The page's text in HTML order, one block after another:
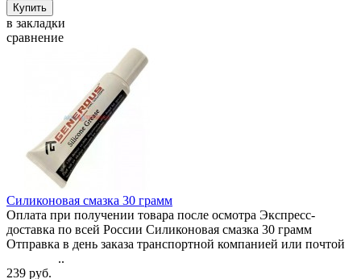
в закладки
сравнение
Силиконовая смазка 30 грамм
Оплата при получении товара после осмотра Экспресс-
доставка по всей России Силиконовая смазка 30 грамм
Отправка в день заказа транспортной компанией или почтой
..
239 руб.